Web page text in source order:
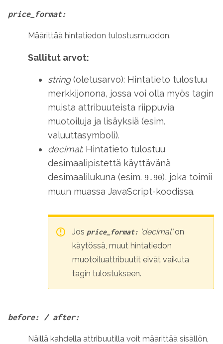
price_format:
Määrittää hintatiedon tulostusmuodon.
Sallitut arvot:
string(oletusarvo): Hintatieto tulostuu
merkkijonona, jossa voi olla myös tagin
muista attribuuteista riippuvia
muotoiluja ja lisäyksiä (esim.
valuuttasymboli).
decimal: Hintatieto tulostuu
desimaalipistettä käyttävänä
desimaalilukuna (esim. 9.90), joka toimii
muun muassa JavaScript-koodissa.
Jos price_format: 'decimal'on
käytössä, muut hintatiedon
muotoiluattribuutit eivät vaikuta
tagin tulostukseen.
before: / after:
Näillä kahdella attribuutilla voit määrittää sisällön,